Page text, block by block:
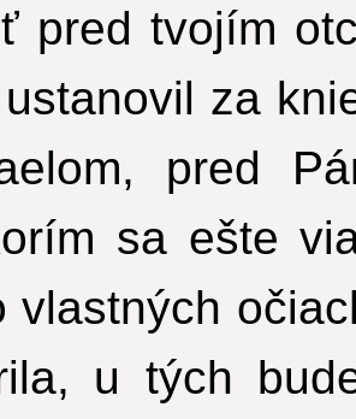
pred tvojím
za
pred
sa ešte
vlastných
u tých